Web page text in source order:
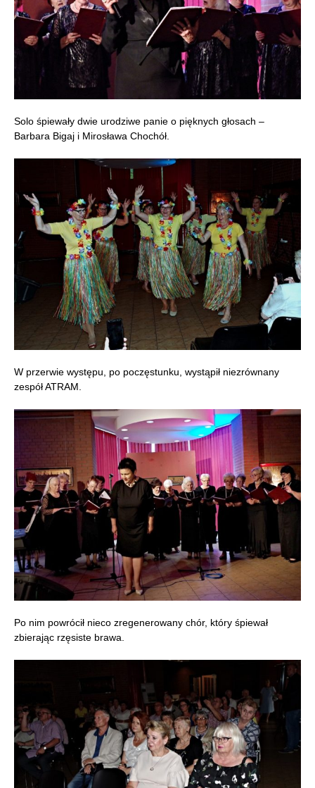
Solo śpiewały dwie urodziwe panie o pięknych głosach –
Barbara Bigaj i Mirosława Chochół.
W przerwie występu, po poczęstunku, wystąpił niezrównany
zespół ATRAM.
Po nim powrócił nieco zregenerowany chór, który śpiewał
zbierając rzęsiste brawa.